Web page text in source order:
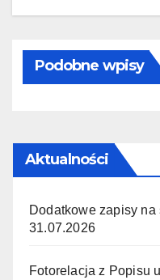
Podobne wpisy
Aktualności
Dodatkowe zapisy
31.07.2026
Fotorelacja z Popisu